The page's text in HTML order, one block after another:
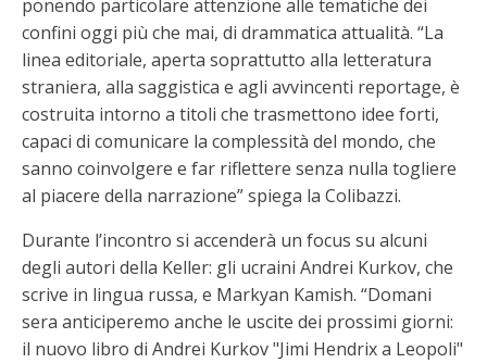
ponendo particolare attenzione alle tematiche dei
confini oggi più che mai, di drammatica attualità. “La
linea editoriale, aperta soprattutto alla letteratura
straniera, alla saggistica e agli avvincenti reportage, è
costruita intorno a titoli che trasmettono idee forti,
capaci di comunicare la complessità del mondo, che
sanno coinvolgere e far riflettere senza nulla togliere
al piacere della narrazione” spiega la Colibazzi.
Durante l’incontro si accenderà un focus su alcuni
degli autori della Keller: gli ucraini Andrei Kurkov, che
scrive in lingua russa, e Markyan Kamish. “Domani
sera anticiperemo anche le uscite dei prossimi giorni:
il nuovo libro di Andrei Kurkov "Jimi Hendrix a Leopoli"